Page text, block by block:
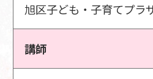
旭区子ども・子育てプラ
講師